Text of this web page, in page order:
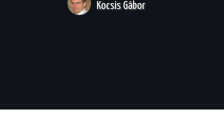
Kocsis Gábor